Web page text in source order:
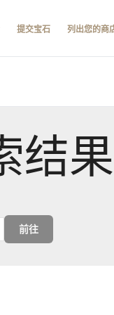
提交宝石 列出您的商
结果
前往